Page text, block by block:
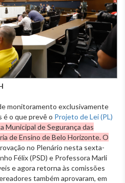
monitoramento exclusivamente
é o que prevê o Projeto de Lei (PL)
Municipal de Segurança das
de Ensino de Belo Horizonte. O
no Plenário nesta sexta-
Félix (PSD) e Professora Marli
e agora retorna às comissões
também aprovaram, em